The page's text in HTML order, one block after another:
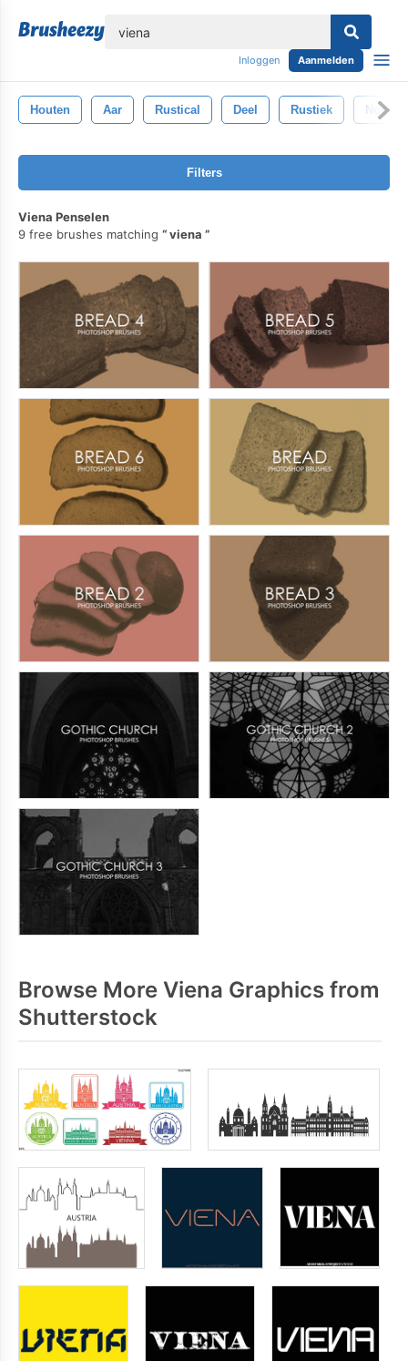
Inloggen Aanmelden
Houten Aar Rustical Deel Rustiek Nog
Filters
Viena Penselen
9 free brushes matching
viena
Browse More Viena Graphics from
Shutterstock